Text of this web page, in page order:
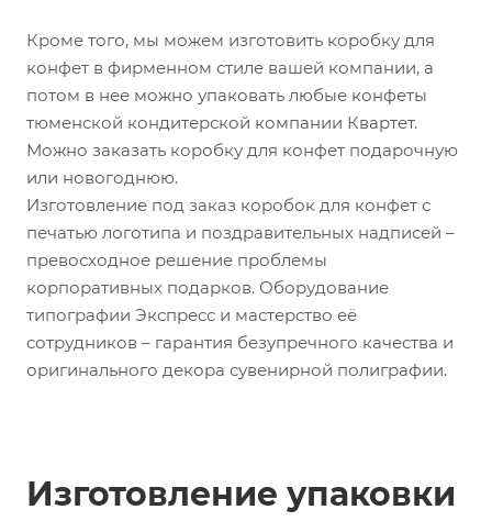
Кроме того, мы можем изготовить коробку для
конфет в фирменном стиле вашей компании, а
потом в нее можно упаковать любые конфеты
тюменской кондитерской компании Квартет.
Можно заказать коробку для конфет подарочную
или новогоднюю.
Изготовление под заказ коробок для конфет с
печатью логотипа и поздравительных надписей –
превосходное решение проблемы
корпоративных подарков. Оборудование
типографии Экспресс и мастерство её
сотрудников – гарантия безупречного качества и
оригинального декора сувенирной полиграфии.
Изготовление упаковки